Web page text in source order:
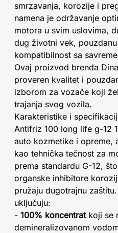
smrzavanja, korozije i
namena je održavanje
motora u svim uslovima,
dug životni vek,
kompatibilnost sa
Ovaj proizvod brenda
proveren kvalitet i
izborom za vozače koji
trajanja svog vozila.
Karakteristike i
Antifriz 100 long life g-12
auto kozmetike i opreme,
kao tehnička tečnost za
prema standardu G-12,
organske inhibitore
pružaju dugotrajnu
uključuju:
- 100% koncentratkoji se
demineralizovanom